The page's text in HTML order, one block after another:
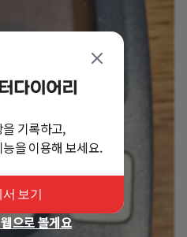
기록하고,
을 이용해 보세요.
보기
으로 볼게요